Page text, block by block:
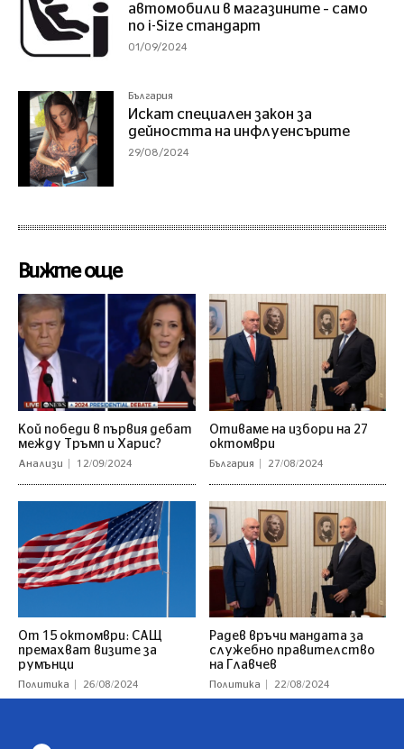
автомобили в магазините – само
по i-Size стандарт
01/09/2024
България
Искат специален закон за
дейността на инфлуенсърите
29/08/2024
Вижте още
Кой победи в първия дебат
между Тръмп и Харис?
Анализи 12/09/2024
Отиваме на избори на 27
октомври
България 27/08/2024
От 15 октомври: САЩ
премахват визите за
румънци
Политика 26/08/2024
Радев връчи мандата за
служебно правителство
на Главчев
Политика 22/08/2024